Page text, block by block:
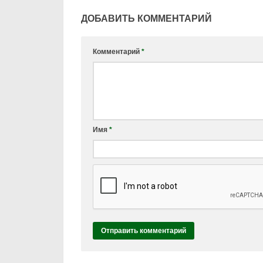
ДОБАВИТЬ КОММЕНТАРИЙ
Комментарий *
Имя *